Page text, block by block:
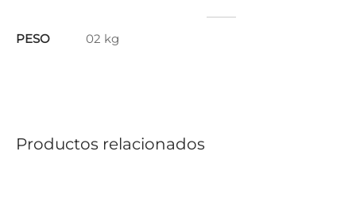
PESO 02 kg
Productos relacionados